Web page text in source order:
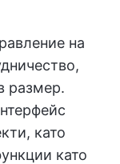
на
размер.
като
като